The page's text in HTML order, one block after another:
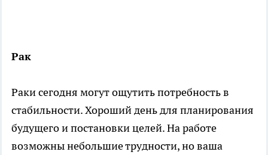
Рак
Раки сегодня могут ощутить потребность в
стабильности. Хороший день для планирования
будущего и постановки целей. На работе
возможны небольшие трудности, но ваша